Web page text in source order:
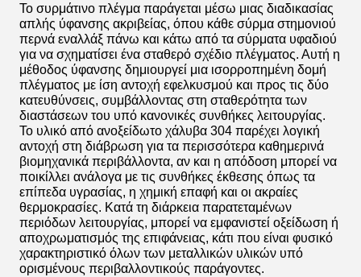
Το συρμάτινο πλέγμα παράγεται μέσω μιας διαδικασίας
απλής ύφανσης ακριβείας, όπου κάθε σύρμα στημονιού
περνά εναλλάξ πάνω και κάτω από τα σύρματα υφαδιού
για να σχηματίσει ένα σταθερό σχέδιο πλέγματος. Αυτή η
μέθοδος ύφανσης δημιουργεί μια ισορροπημένη δομή
πλέγματος με ίση αντοχή εφελκυσμού και προς τις δύο
κατευθύνσεις, συμβάλλοντας στη σταθερότητα των
διαστάσεων του υπό κανονικές συνθήκες λειτουργίας.
Το υλικό από ανοξείδωτο χάλυβα 304 παρέχει λογική
αντοχή στη διάβρωση για τα περισσότερα καθημερινά
βιομηχανικά περιβάλλοντα, αν και η απόδοση μπορεί να
ποικίλλει ανάλογα με τις συνθήκες έκθεσης όπως τα
επίπεδα υγρασίας, η χημική επαφή και οι ακραίες
θερμοκρασίες. Κατά τη διάρκεια παρατεταμένων
περιόδων λειτουργίας, μπορεί να εμφανιστεί οξείδωση ή
αποχρωματισμός της επιφάνειας, κάτι που είναι φυσικό
χαρακτηριστικό όλων των μεταλλικών υλικών υπό
ορισμένους περιβαλλοντικούς παράγοντες.